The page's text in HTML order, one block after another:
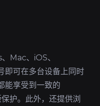
Mac、iOS、
可在多台设备上同时
能享受到一致的
护。此外，还提供浏